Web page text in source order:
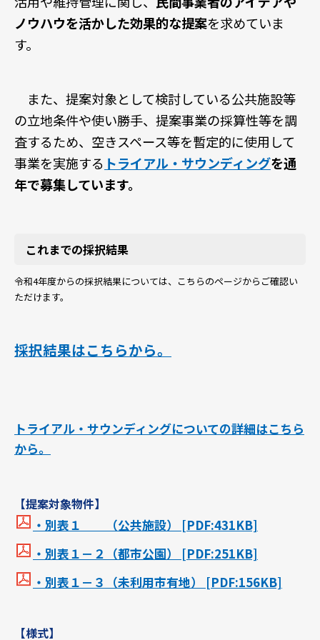
ノウハウを活かした効果的な提案を求めていま
す。
また、提案対象として検討している公共施設等
の立地条件や使い勝手、提案事業の採算性等を調
査するため、空きスペース等を暫定的に使用して
事業を実施する トライアル・サウンディングを通
年で募集しています。
これまでの採択結果
令和4年度からの採択結果については、こちらのページからご確認い
ただけます。
採択結果はこちらから。
トライアル・サウンディングについての詳細はこちら
から。
【提案対象物件】
・別表１ （公共施設） [PDF:431KB]
・別表１－２（都市公園） [PDF:251KB]
・別表１－３（未利用市有地） [PDF:156KB]
【様式】